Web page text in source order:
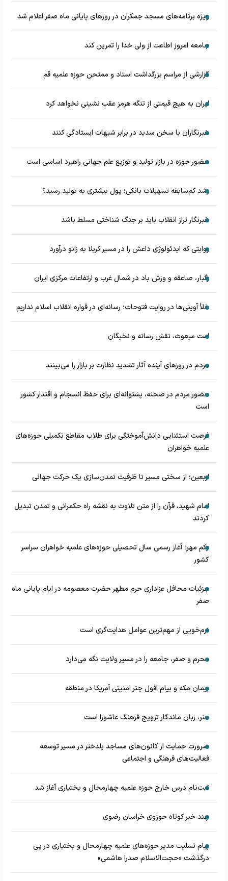
‌ویژه برنامه‌های مسجد جمکران در روزهای پایانی ماه صفر اعلام شد
جامعه امروز اطاعت از ولی خدا را تمرین کند
گزارشی از مراسم بزرگداشت استاد و ممتحن حوزه علمیه قم
ایران به هیچ قیمتی از تنگه هرمز عقب نشینی نخواهد کرد
خبرنگاران با سخن سدید در برابر شبهات ایستادگی کنند
حضور حوزه در بازار تولید و توزیع علم جهانی راهبرد اساسی است
رشد کم‌سابقه تسهیلات بانکی؛ پول بیشتری به تولید رسید؟
خبرنگار تراز انقلاب باید بر جنگ شناختی مسلط باشد
روایتی که ایدئولوژی داعش را در مسیر کربلا به زانو درآورد
رگبار، صاعقه و وزش باد در شمال غرب و ارتفاعات مرکزی ایران
خلأ آوینی‌ها در روایت فتوحات؛ رسانه‌ای در قواره انقلاب اسلام نداریم
امت مبعوث، نقش رسانه و نخبگان
مردم در روزهای آینده آثار تشدید نظارت بر بازار را می‌بینند
حضور مردم در صحنه، پشتوانه‌ای برای حفظ انسجام و اقتدار کشور
است
فرصت استثنایی دانش‌آموختگی برای طلاب مقاطع تکمیلی حوزه‌های
علمیه خواهران
اربعین؛ از سختی مسیر تا ظرفیت تمدن‌سازی یک حرکت جهانی
امام شهید، قرآن را از متن تلاوت به نقشه راه حکمرانی و تمدن تبدیل
کردند
یکم مهر؛ آغاز رسمی سال تحصیلی حوزه‌های علمیه خواهران سراسر
کشور
جزئیات محافل عزاداری حرم مطهر حضرت معصومه در ایام پایانی ماه
صفر
نرم‌خویی از مهم‌ترین عوامل هدایت‌گری است
محرم و صفر، جامعه را در مسیر ولایت نگه می‌دارد
پیمان مکه و پیام افول چتر امنیتی آمریکا در منطقه
هنر، زبان ماندگار ترویج فرهنگ عاشورا است
ضرورت حمایت از کانون‌های مساجد پلدختر در مسیر توسعه
فعالیت‌های فرهنگی و اجتماعی
ثبت‌نام درس خارج حوزه علمیه چهارمحال و بختیاری آغاز شد
چند خبر کوتاه حوزوی خراسان رضوی
پیام تسلیت مدیر حوزه‌های علمیه چهارمحال و بختیاری در پی
درگذشت «حجت‌الاسلام صدرا هاشمی»